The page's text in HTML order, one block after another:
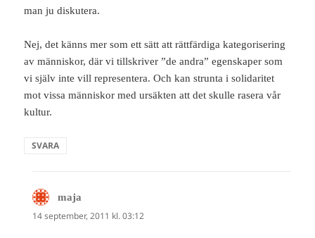
man ju diskutera.
Nej, det känns mer som ett sätt att rättfärdiga kategorisering
av människor, där vi tillskriver ”de andra” egenskaper som
vi själv inte vill representera. Och kan strunta i solidaritet
mot vissa människor med ursäkten att det skulle rasera vår
kultur.
SVARA
maja
14 september, 2011 kl. 03:12